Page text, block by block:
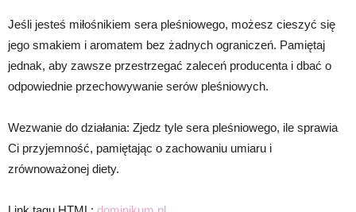
Jeśli jesteś miłośnikiem sera pleśniowego, możesz cieszyć się
jego smakiem i aromatem bez żadnych ograniczeń. Pamiętaj
jednak, aby zawsze przestrzegać zaleceń producenta i dbać o
odpowiednie przechowywanie serów pleśniowych.
Wezwanie do działania: Zjedz tyle sera pleśniowego, ile sprawia
Ci przyjemność, pamiętając o zachowaniu umiaru i
zrównoważonej diety.